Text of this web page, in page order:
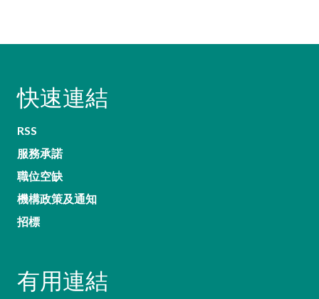
快速連結
RSS
服務承諾
職位空缺
機構政策及通知
招標
有用連結